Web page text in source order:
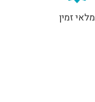
מלאי זמין